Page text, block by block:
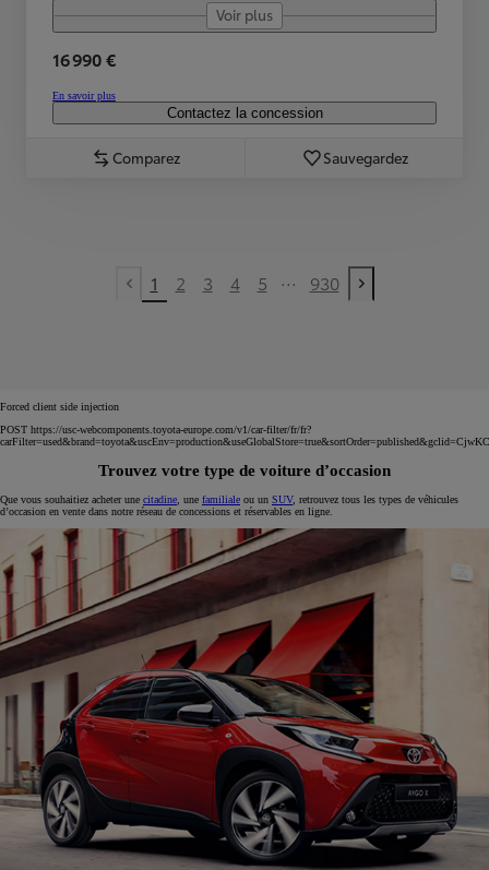
Voir plus
16 990 €
En savoir plus
Contactez la concession
Comparez Sauvegardez
Previous page
1 2 3 4 5 ... 930
Next page
Forced client side injection
POST https://usc-webcomponents.toyota-europe.com/v1/car-filter/fr/fr?
Trouvez votre type de voiture d’occasion
Que vous souhaitiez acheter une citadine , une familiale ou un SUV, retrouvez tous les types de véhicules
d’occasion en vente dans notre réseau de concessions et réservables en ligne.